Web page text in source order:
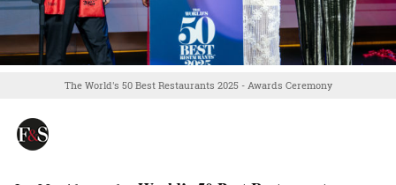
The World's 50 Best Restaurants 2025 - Awards Ceremony